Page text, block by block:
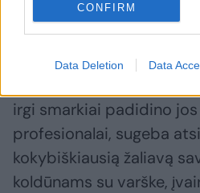
CONFIRM
Data Deletion Data
V. Ščiavinsko nuotr.
Varškės paklausa
irgi smarkiai padidino
profesionalai, sugeba
kokybiškiausią žaliavą
koldūnams su varške,